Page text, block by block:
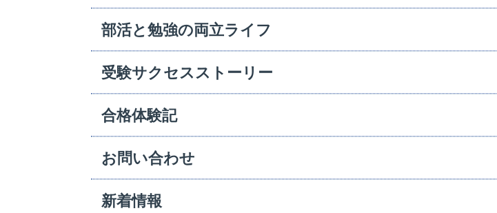
部活と勉強の両立ライフ
受験サクセスストーリー
合格体験記
お問い合わせ
新着情報